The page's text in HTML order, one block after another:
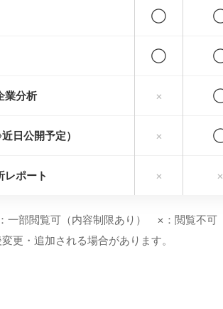
◯
◯
業分析 ×
日公開予定） ×
レポート × ×
部閲覧可（内容制限あり） ×：閲覧不可
更・追加される場合があります。